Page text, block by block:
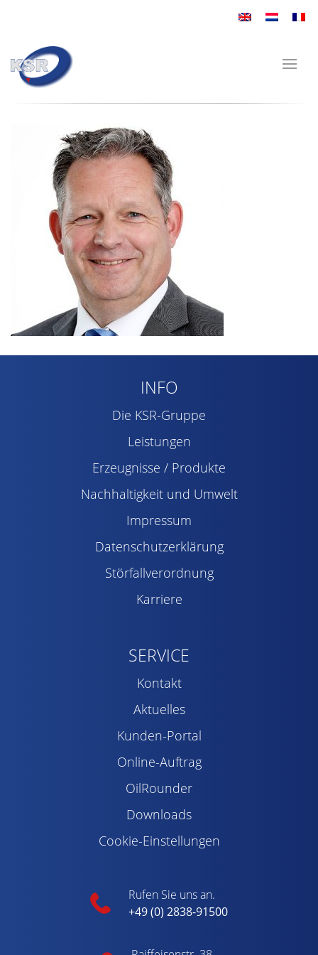
INFO
Die KSR-Gruppe
Leistungen
Erzeugnisse / Produkte
Nachhaltigkeit und Umwelt
Impressum
Datenschutzerklärung
Störfallverordnung
Karriere
SERVICE
Kontakt
Aktuelles
Kunden-Portal
Online-Auftrag
OilRounder
Downloads
Cookie-Einstellungen
Rufen Sie uns an.
+49 (0) 2838-91500